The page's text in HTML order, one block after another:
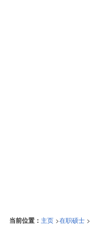
当前位置： 主页 >在职硕士